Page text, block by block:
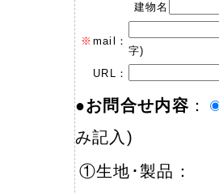
建物名
※ mail：
字)
URL：
●お問合せ内容 ：
み記入)
①生地･製品：